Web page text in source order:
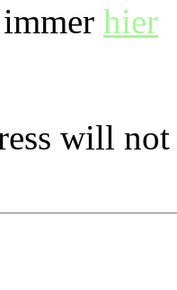
hier
will